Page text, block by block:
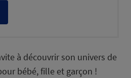
à découvrir son univers de
bébé, fille et garçon !